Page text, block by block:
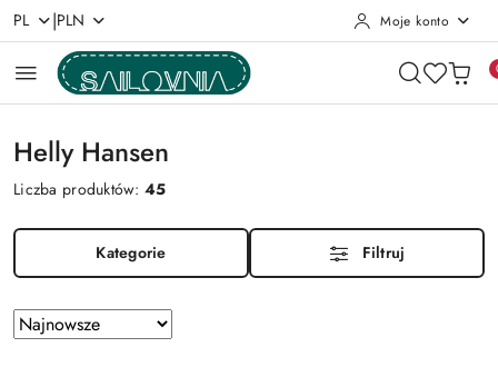
Przejdź do treści głównej
Przejdź do wyszukiwarki
Przejdź do moje konto
Przejdź do menu głównego
Przejdź do stopki
PL |PLN Moje konto
Helly Hansen
Liczba produktów:45
Kategorie Filtruj
Zastosowano
sortowanie:
Sortuj
według